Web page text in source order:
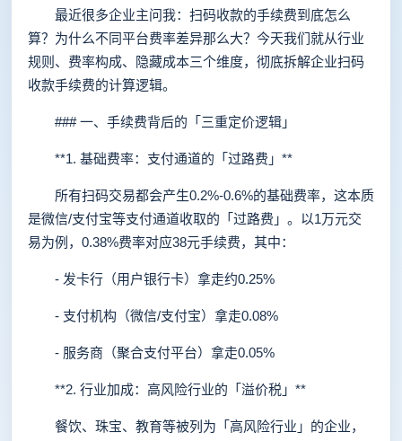
最近很多企业主问我：扫码收款的手续费到底怎么
算？为什么不同平台费率差异那么大？今天我们就从行业
规则、费率构成、隐藏成本三个维度，彻底拆解企业扫码
收款手续费的计算逻辑。
### 一、手续费背后的「三重定价逻辑」
**1. 基础费率：支付通道的「过路费」**
所有扫码交易都会产生0.2%-0.6%的基础费率，这本质
是微信/支付宝等支付通道收取的「过路费」。以1万元交
易为例，0.38%费率对应38元手续费，其中：
- 发卡行（用户银行卡）拿走约0.25%
- 支付机构（微信/支付宝）拿走0.08%
- 服务商（聚合支付平台）拿走0.05%
**2. 行业加成：高风险行业的「溢价税」**
餐饮、珠宝、教育等被列为「高风险行业」的企业，